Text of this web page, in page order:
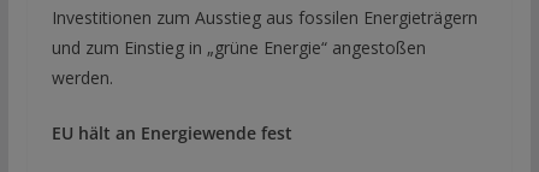
Investitionen zum Ausstieg aus fossilen Energieträgern
und zum Einstieg in „grüne Energie“ angestoßen
werden.
EU hält an Energiewende fest